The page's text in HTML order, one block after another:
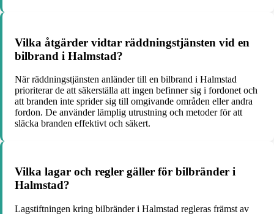
Vilka åtgärder vidtar räddningstjänsten vid en
bilbrand i Halmstad?
När räddningstjänsten anländer till en bilbrand i Halmstad
prioriterar de att säkerställa att ingen befinner sig i fordonet och
att branden inte sprider sig till omgivande områden eller andra
fordon. De använder lämplig utrustning och metoder för att
släcka branden effektivt och säkert.
Vilka lagar och regler gäller för bilbränder i
Halmstad?
Lagstiftningen kring bilbränder i Halmstad regleras främst av